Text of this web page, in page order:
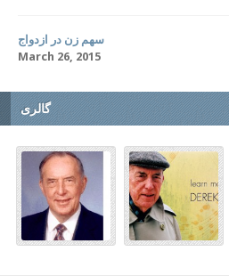
سهم زن در ازدواج
March 26, 2015
گالری